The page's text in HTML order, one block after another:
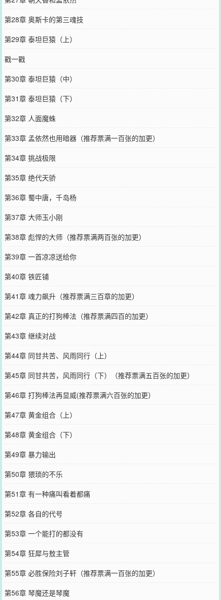
第28章 奥斯卡的第三魂技
第29章 泰坦巨猿（上）
戳一戳
第30章 泰坦巨猿（中）
第31章 泰坦巨猿（下）
第32章 人面魔蛛
第33章 孟依然也用暗器（推荐票满一百张的加更）
第34章 挑战极限
第35章 绝代天骄
第36章 蜀中唐，千岛杨
第37章 大师玉小刚
第38章 彪悍的大师（推荐票满两百张的加更）
第39章 一首凉凉送给你
第40章 铁匠铺
第41章 魂力飙升（推荐票满三百章的加更）
第42章 真正的打狗棒法（推荐票满四百的加更）
第43章 继续对战
第44章 同甘共苦、风雨同行（上）
第45章 同甘共苦，风雨同行（下）（推荐票满五百张的加更）
第46章 打狗棒法再显威(推荐票满六百张的加更）
第47章 黄金组合（上）
第48章 黄金组合（下）
第49章 暴力输出
第50章 猥琐的不乐
第51章 有一种痛叫看着都痛
第52章 各自的代号
第53章 一个能打的都没有
第54章 狂犀与敖主管
第55章 必胜保险刘子轩（推荐票满一百张的加更）
第56章 琴魔还是琴魔